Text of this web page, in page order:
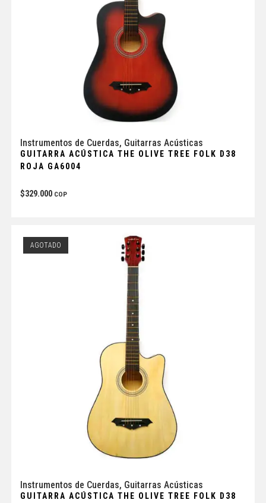
Instrumentos de Cuerdas, Guitarras Acústicas
GUITARRA ACÚSTICA THE OLIVE TREE FOLK D38
ROJA GA6004
$329.000 COP
AGOTADO
Instrumentos de Cuerdas, Guitarras Acústicas
GUITARRA ACÚSTICA THE OLIVE TREE FOLK D38